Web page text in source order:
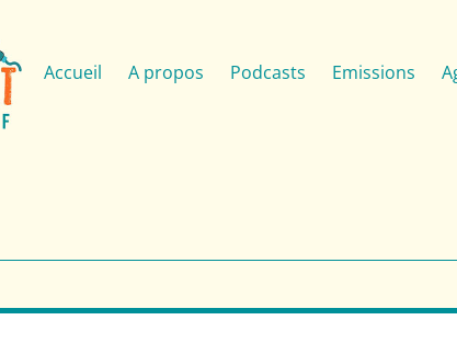
Accueil A propos Podcasts Emissions